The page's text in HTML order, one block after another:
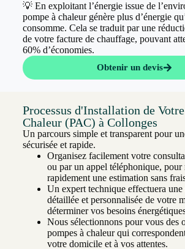
💡 En exploitant l’énergie issue de
pompe à chaleur génère plus d’énergie
consomme. Cela se traduit par une
de votre facture de chauffage, pouvant
60% d’économies.
Obtenir un devis
Processus d'Installation de
Chaleur (PAC) à Collonges
Un parcours simple et transparent pour
sécurisée et rapide.
Organisez facilement votre
ou par un appel téléphonique, pour
rapidement une estimation sans
Un expert technique effectuera une
détaillée et personnalisée de votre
déterminer vos besoins
Nous sélectionnons pour vous des
pompes à chaleur qui
votre domicile et à vos attentes.